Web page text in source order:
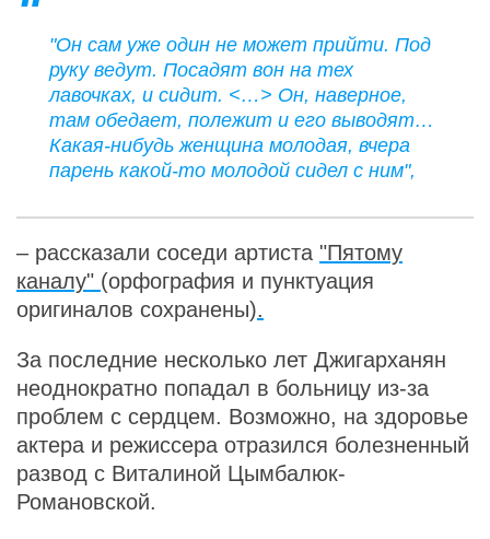
"Он сам уже один не может прийти. Под
руку ведут. Посадят вон на тех
лавочках, и сидит. <…> Он, наверное,
там обедает, полежит и его выводят…
Какая-нибудь женщина молодая, вчера
парень какой-то молодой сидел с ним",
– рассказали соседи артиста "Пятому
каналу" (орфография и пунктуация
оригиналов сохранены).
За последние несколько лет Джигарханян
неоднократно попадал в больницу из-за
проблем с сердцем. Возможно, на здоровье
актера и режиссера отразился болезненный
развод с Виталиной Цымбалюк-
Романовской.